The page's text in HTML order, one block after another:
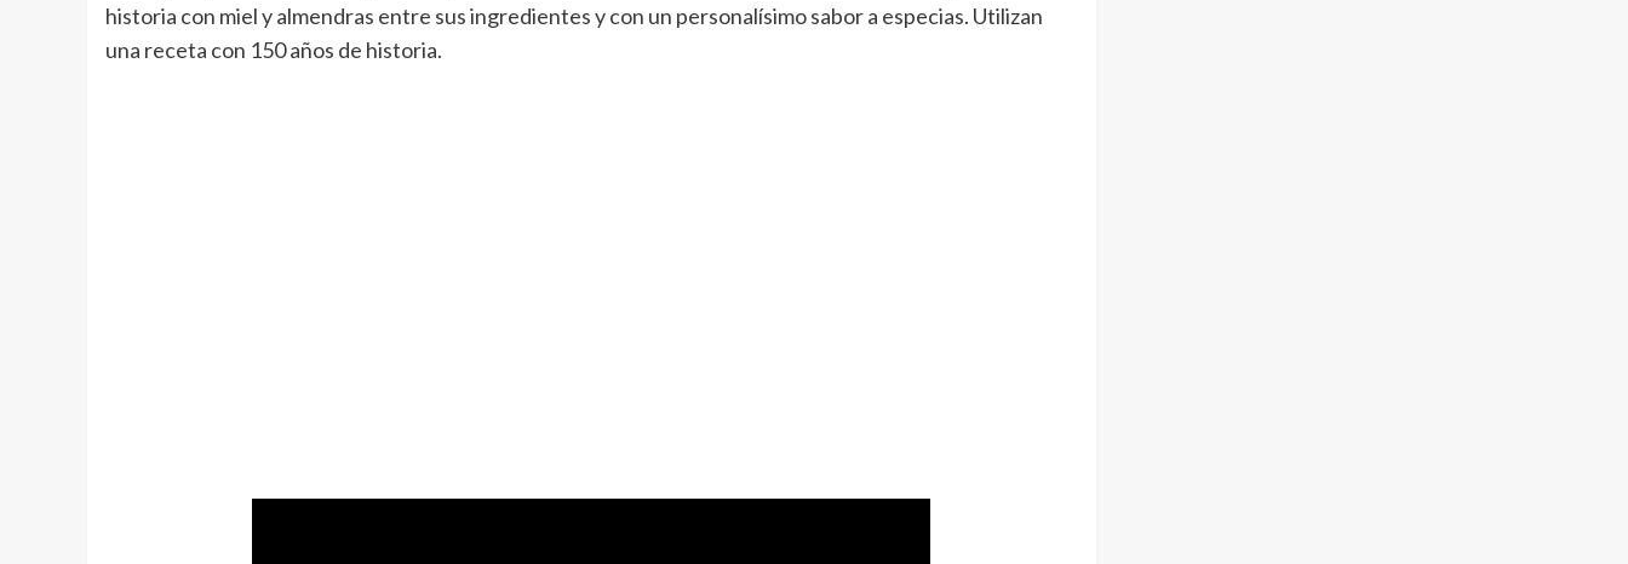
historia con miel y almendras entre sus ingredientes y con un personalísimo sabor a especias. Utilizan
una receta con 150 años de historia.